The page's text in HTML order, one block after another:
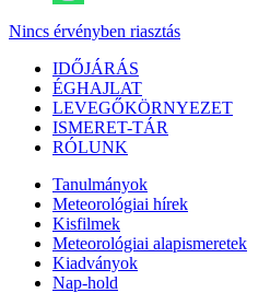
Nincs érvényben riasztás
IDŐJÁRÁS
ÉGHAJLAT
LEVEGŐKÖRNYEZET
ISMERET-TÁR
RÓLUNK
Tanulmányok
Meteorológiai hírek
Kisfilmek
Meteorológiai alapismeretek
Kiadványok
Nap-hold